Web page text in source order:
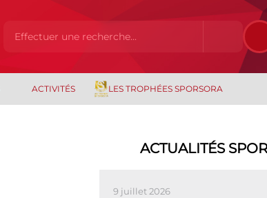
ACTIVITÉS LES TROPHÉES SPORSORA
ACTUALITÉS
9 juillet 2026